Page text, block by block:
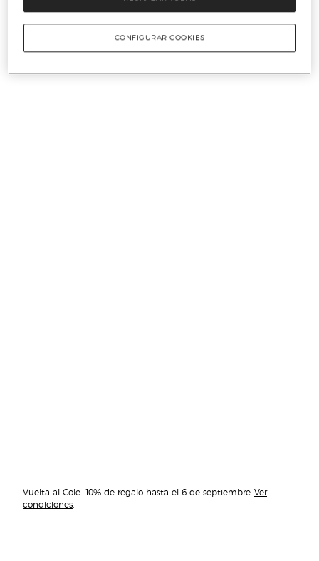
Vuelta al Cole. 10% de regalo hasta el 6 de septiembre. Ver
condiciones
CONFIGURAR COOKIES